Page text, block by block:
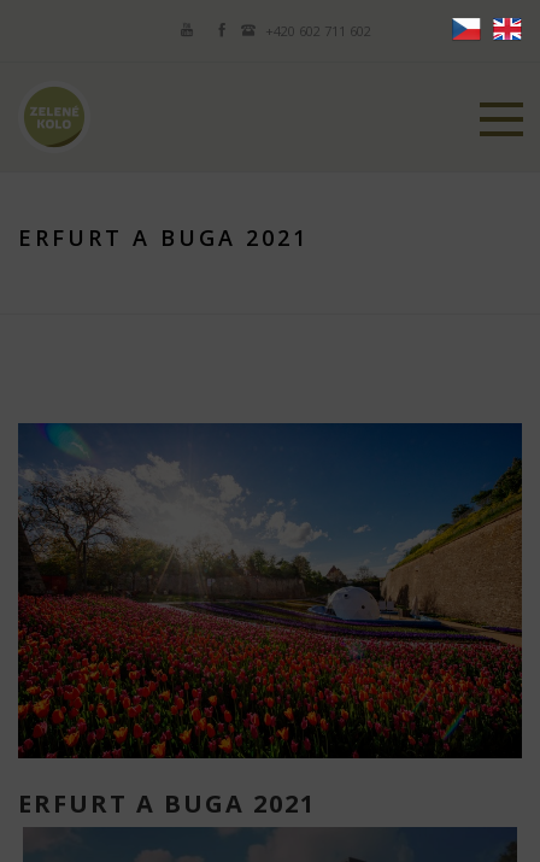
+420 602 711 602
ERFURT A BUGA 2021
ERFURT A BUGA 2021